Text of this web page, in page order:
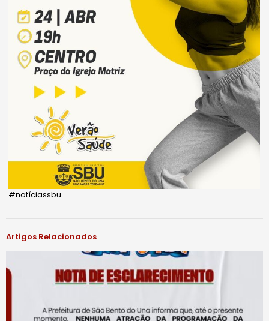
#notíciassbu
Artigos Relacionados